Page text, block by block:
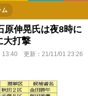
ム
原伸晃氏は夜8時に
大打撃
13:40 更新： 21/11/01 23:26